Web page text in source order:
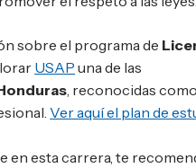
sobre el programa de
USAP una de las
, reconocidas
Ver aquí el plan de
en esta carrera, te